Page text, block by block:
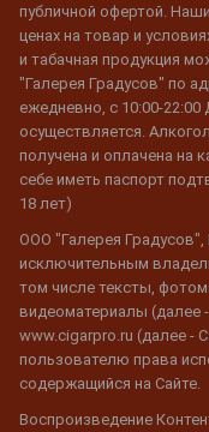
публичной офертой.
ценах на товар и
и табачная продукция
"Галерея Градусов" по
ежедневно, с 10:00-
осуществляется.
получена и оплачена на
себе иметь паспорт
18 лет)
ООО "Галерея Градусов",
исключительным
том числе тексты,
видеоматериалы (далее
www.cigarpro.ru (далее -
пользователю права
содержащийся на Сайте.
Воспроизведение